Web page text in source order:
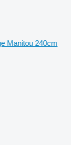
Manitou 240cm